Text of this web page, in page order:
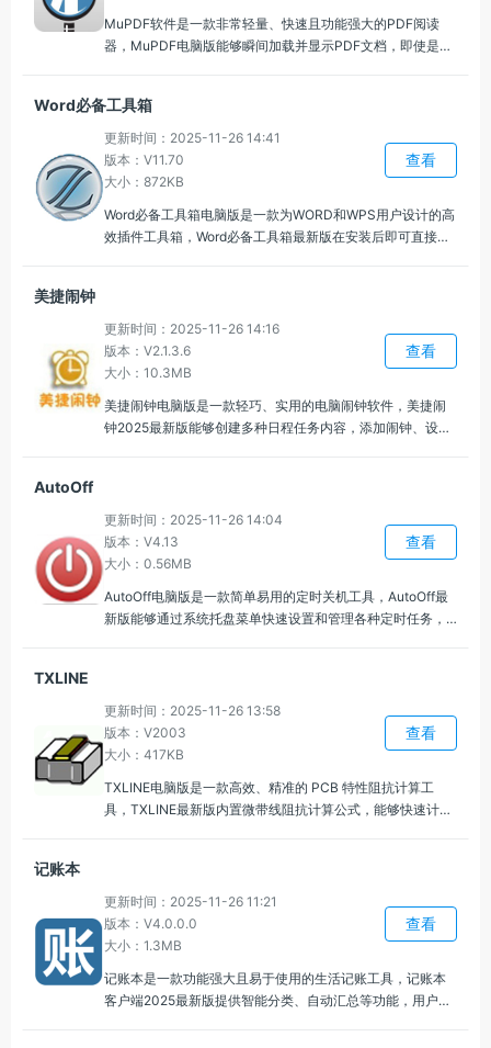
MuPDF软件是一款非常轻量、快速且功能强大的PDF阅读
器，MuPDF电脑版能够瞬间加载并显示PDF文档，即使是在
单的文档标记和注释，方便用户在阅读过程中做笔记或标
记。
Word必备工具箱
更新时间：2025-11-26 14:41
版本：V11.70
大小：872KB
查看
Word必备工具箱电脑版是一款为WORD和WPS用户设计的高
效插件工具箱，Word必备工具箱最新版在安装后即可直接使
美捷闹钟
更新时间：2025-11-26 14:16
版本：V2.1.3.6
大小：10.3MB
查看
美捷闹钟电脑版是一款轻巧、实用的电脑闹钟软件，美捷闹
钟2025最新版能够创建多种日程任务内容，添加闹钟、设置
AutoOff
更新时间：2025-11-26 14:04
版本：V4.13
大小：0.56MB
查看
AutoOff电脑版是一款简单易用的定时关机工具，AutoOff最
新版能够通过系统托盘菜单快速设置和管理各种定时任务，
TXLINE
更新时间：2025-11-26 13:58
版本：V2003
大小：417KB
查看
TXLINE电脑版是一款高效、精准的 PCB 特性阻抗计算工
具，TXLINE最新版内置微带线阻抗计算公式，能够快速计算
记账本
更新时间：2025-11-26 11:21
版本：V4.0.0.0
大小：1.3MB
查看
记账本是一款功能强大且易于使用的生活记账工具，记账本
客户端2025最新版提供智能分类、自动汇总等功能，用户可